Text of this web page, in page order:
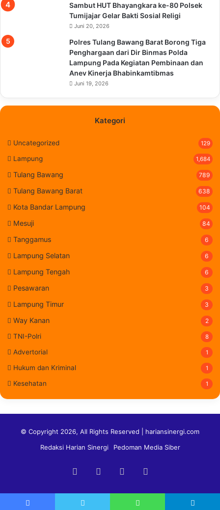
Sambut HUT Bhayangkara ke-80 Polsek
Tumijajar Gelar Bakti Sosial Religi
Juni 20, 2026
Polres Tulang Bawang Barat Borong Tiga
Penghargaan dari Dir Binmas Polda
Lampung Pada Kegiatan Pembinaan dan
Anev Kinerja Bhabinkamtibmas
Juni 19, 2026
Kategori
Uncategorized 129
Lampung 1,684
Tulang Bawang 789
Tulang Bawang Barat 638
Kota Bandar Lampung 104
Mesuji 84
Tanggamus 6
Lampung Selatan 6
Lampung Tengah 6
Pesawaran 3
Lampung Timur 3
Way Kanan 2
TNI-Polri 8
Advertorial 1
Hukum dan Kriminal 1
Kesehatan 1
© Copyright 2026, All Rights Reserved | hariansinergi.com
Redaksi Harian Sinergi
Pedoman Media Siber
FacebookTwitter YouTube